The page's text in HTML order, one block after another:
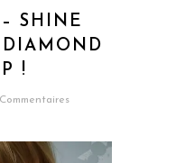
SHINE
!
Commentaires